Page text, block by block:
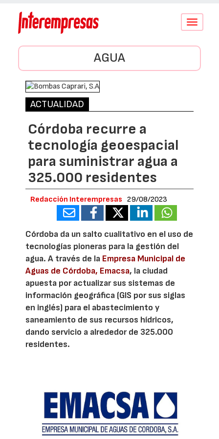
Conmutar
AGUA
ACTUALIDAD
Córdoba recurre a
tecnología geoespacial
para suministrar agua a
325.000 residentes
Redacción Interempresas 29/08/2023
Córdoba da un salto cualitativo en el uso de
tecnologías pioneras para la gestión del
agua. A través de la Empresa Municipal de
Aguas de Córdoba, Emacsa, la ciudad
apuesta por actualizar sus sistemas de
información geográfica (GIS por sus siglas
en inglés) para el abastecimiento y
saneamiento de sus recursos hídricos,
dando servicio a alrededor de 325.000
residentes.